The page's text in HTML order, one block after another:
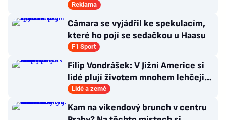
Reklama
Câmara se vyjádřil ke spekulacím,
které ho pojí se sedačkou u Haasu
F1 Sport
Filip Vondrášek: V Jižní Americe si
lidé plují životem mnohem lehčeji,
věci tolik neřeší
Lidé a země
Kam na víkendový brunch v centru